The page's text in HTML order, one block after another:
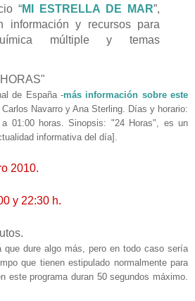
“MI ESTRELLA DE MAR”,
información y recursos para
múltiple y temas
de España -más información sobre este
Navarro y Ana Sterling. Días y horario:
01:00 horas. Sinopsis: "24 Horas", es un
informativa del día].
2010.
y 22:30 h.
que dure algo más, pero en todo caso sería
que tienen estipulado normalmente para
este programa duran 50 segundos máximo.